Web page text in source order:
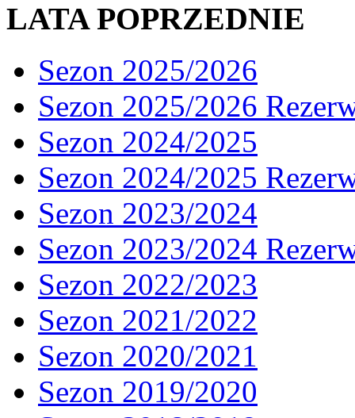
LATA POPRZEDNIE
Sezon 2025/2026
Sezon 2025/2026
Sezon 2024/2025
Sezon 2024/2025
Sezon 2023/2024
Sezon 2023/2024
Sezon 2022/2023
Sezon 2021/2022
Sezon 2020/2021
Sezon 2019/2020